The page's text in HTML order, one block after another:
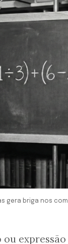
gera briga nos
ou